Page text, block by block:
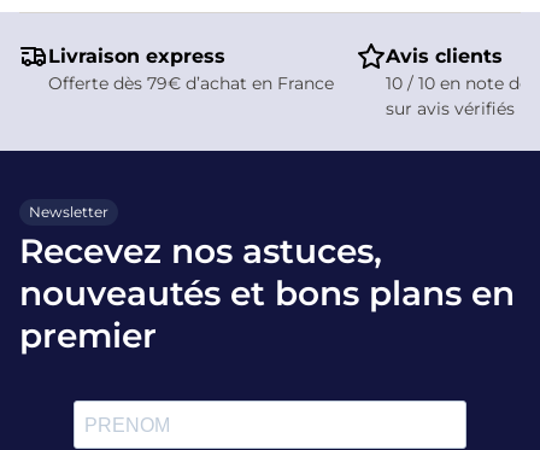
Livraison express
Offerte dès 79€ d’achat en France
Avis clients
10 / 10 en note
sur avis vérifiés
Newsletter
Recevez nos astuces,
nouveautés et bons plans en
premier